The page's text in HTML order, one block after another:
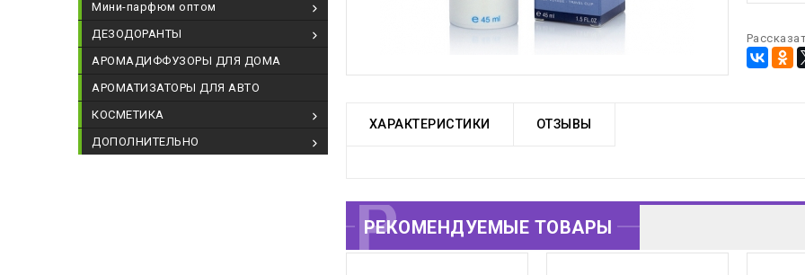
Мини-парфюм оптом
ДЕЗОДОРАНТЫ
АРОМАДИФФУЗОРЫ ДЛЯ ДОМА
АРОМАТИЗАТОРЫ ДЛЯ АВТО
КОСМЕТИКА
ДОПОЛНИТЕЛЬНО
ХАРАКТЕРИСТИКИ ОТЗЫВЫ
РЕКОМЕНДУЕМЫЕ
РЕКОМЕНДУЕМЫЕ ТОВАРЫ